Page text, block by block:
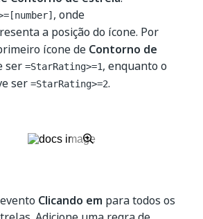
, onde
a posição do ícone. Por
ícone de Contorno de
ser =StarRating>=1, enquanto o
ser =StarRating>=2.
Clicando em para todos os